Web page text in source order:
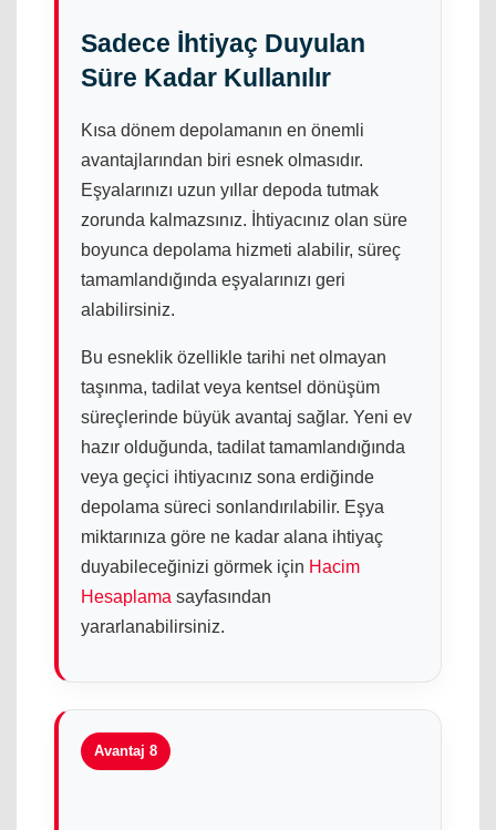
Sadece İhtiyaç Duyulan
Süre Kadar Kullanılır
Kısa dönem depolamanın en önemli
avantajlarından biri esnek olmasıdır.
Eşyalarınızı uzun yıllar depoda tutmak
zorunda kalmazsınız. İhtiyacınız olan süre
boyunca depolama hizmeti alabilir, süreç
tamamlandığında eşyalarınızı geri
alabilirsiniz.
Bu esneklik özellikle tarihi net olmayan
taşınma, tadilat veya kentsel dönüşüm
süreçlerinde büyük avantaj sağlar. Yeni ev
hazır olduğunda, tadilat tamamlandığında
veya geçici ihtiyacınız sona erdiğinde
depolama süreci sonlandırılabilir. Eşya
miktarınıza göre ne kadar alana ihtiyaç
duyabileceğinizi görmek için Hacim
Hesaplama sayfasından
yararlanabilirsiniz.
Avantaj 8